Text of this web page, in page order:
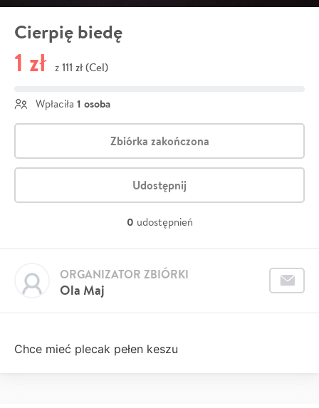
Cierpię biedę
1 zł z 111 zł (Cel)
Wpłaciła 1 osoba
Zbiórka zakończona
Udostępnij
0 udostępnień
Ola Maj
ORGANIZATOR ZBIÓRKI
Chce mieć plecak pełen keszu